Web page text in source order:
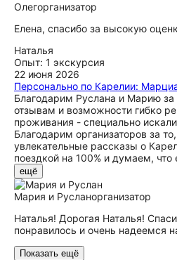
Олегорганизатор
Елена, спасибо за высокую
Наталья
Опыт: 1 экскурсия
22 июня 2026
Персонально по Карелии:
Благодарим Руслана и Марию
отзывам и возможности гибко
проживания - специально
Благодарим организаторов за
увлекательные рассказы о
поездкой на 100% и думаем,
ещё
Мария и Русланорганизатор
Наталья! Дорогая Наталья!
понравилось и очень надеемся
Показать ещё